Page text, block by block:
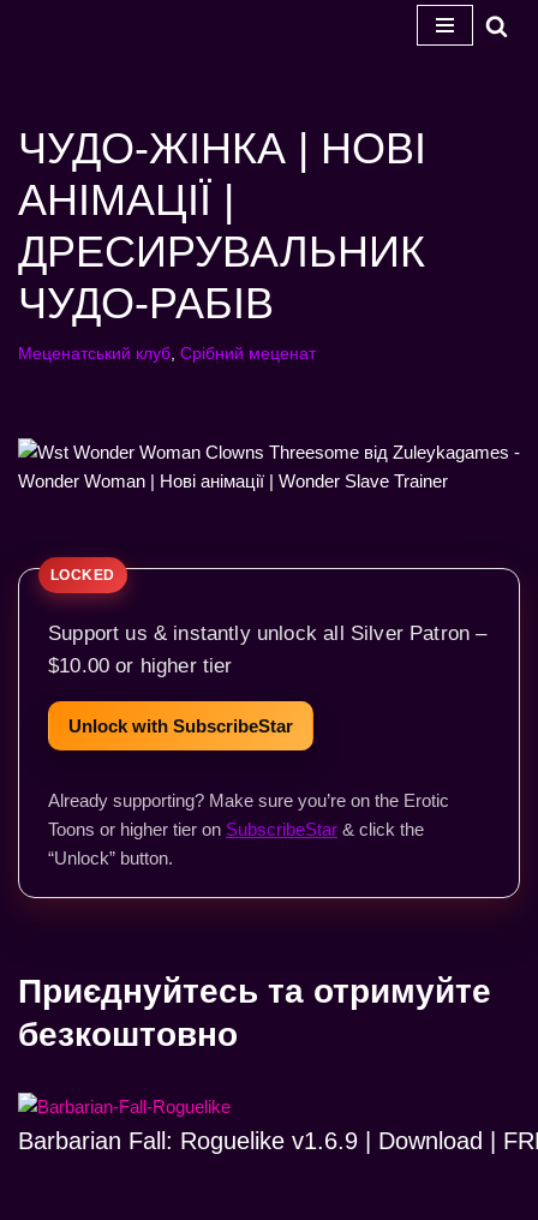
ЧУДО-ЖІНКА | НОВІ
АНІМАЦІЇ |
ДРЕСИРУВАЛЬНИК
ЧУДО-РАБІВ
Меценатський клуб, Срібний меценат
Support us & instantly unlock all Silver Patron –
$10.00 or higher tier
Unlock with SubscribeStar
Already supporting? Make sure you’re on the Erotic
Toons or higher tier on SubscribeStar & click the
“Unlock” button.
Приєднуйтесь та отримуйте
безкоштовно
Barbarian Fall: Roguelike v1.6.9 | Download |